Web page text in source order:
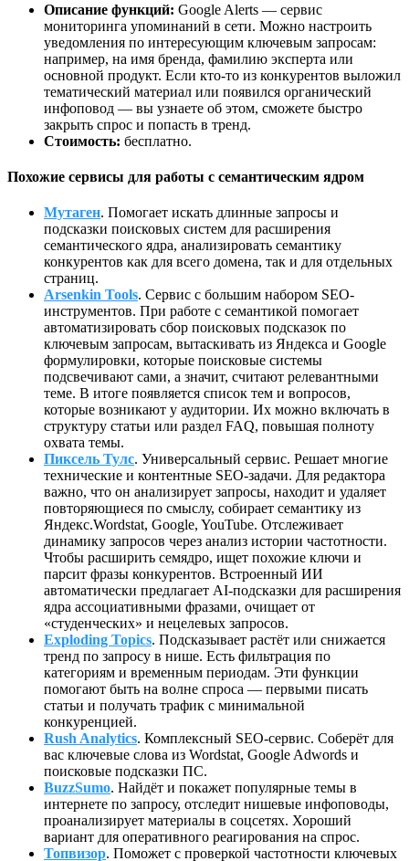
Описание функций: Google Alerts — сервис
мониторинга упоминаний в сети. Можно настроить
уведомления по интересующим ключевым запросам:
например, на имя бренда, фамилию эксперта или
основной продукт. Если кто-то из конкурентов выложил
тематический материал или появился органический
инфоповод — вы узнаете об этом, сможете быстро
закрыть спрос и попасть в тренд.
Стоимость: бесплатно.
Похожие сервисы для работы с семантическим ядром
Мутаген. Помогает искать длинные запросы и
подсказки поисковых систем для расширения
семантического ядра, анализировать семантику
конкурентов как для всего домена, так и для отдельных
страниц.
Arsenkin Tools. Сервис с большим набором SEO-
инструментов. При работе с семантикой помогает
автоматизировать сбор поисковых подсказок по
ключевым запросам, вытаскивать из Яндекса и Google
формулировки, которые поисковые системы
подсвечивают сами, а значит, считают релевантными
теме. В итоге появляется список тем и вопросов,
которые возникают у аудитории. Их можно включать в
структуру статьи или раздел FAQ, повышая полноту
охвата темы.
Пиксель Тулс. Универсальный сервис. Решает многие
технические и контентные SEО-задачи. Для редактора
важно, что он анализирует запросы, находит и удаляет
повторяющиеся по смыслу, собирает семантику из
Яндекс.Wordstat, Google, YouTube. Отслеживает
динамику запросов через анализ истории частотности.
Чтобы расширить семядро, ищет похожие ключи и
парсит фразы конкурентов. Встроенный ИИ
автоматически предлагает AI-подсказки для расширения
ядра ассоциативными фразами, очищает от
«студенческих» и нецелевых запросов.
Exploding Topics. Подсказывает растёт или снижается
тренд по запросу в нише. Есть фильтрация по
категориям и временным периодам. Эти функции
помогают быть на волне спроса — первыми писать
статьи и получать трафик с минимальной
конкуренцией.
Rush Analytics. Комплексный SEO-сервис. Соберёт для
вас ключевые слова из Wordstat, Google Adwords и
поисковые подсказки ПС.
BuzzSumo. Найдёт и покажет популярные темы в
интернете по запросу, отследит нишевые инфоповоды,
проанализирует материалы в соцсетях. Хороший
вариант для оперативного реагирования на спрос.
Топвизор. Поможет с проверкой частотности ключевых